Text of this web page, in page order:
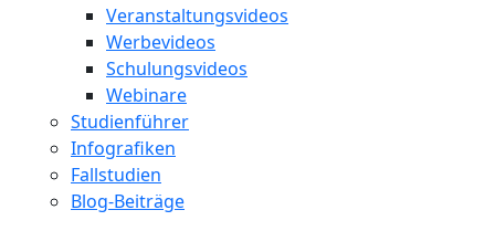
Veranstaltungsvideos
Werbevideos
Schulungsvideos
Webinare
Studienführer
Infografiken
Fallstudien
Blog-Beiträge